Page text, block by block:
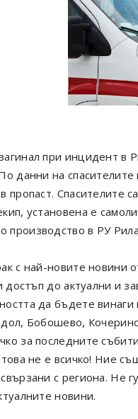
при инцидент в
данни на
пропаст. Спасителите
установена е
производство в РУ
с най-новите
достъп до актуални и
да бъдете
Бобошево,
за последните
не е всичко! Ние
с региона. Не
новини.